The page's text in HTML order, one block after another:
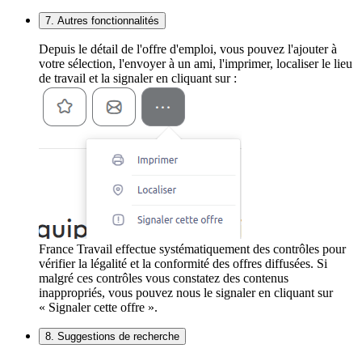
7. Autres fonctionnalités
Depuis le détail de l'offre d'emploi, vous pouvez l'ajouter à
votre sélection, l'envoyer à un ami, l'imprimer, localiser le lieu
de travail et la signaler en cliquant sur :
France Travail effectue systématiquement des contrôles pour
vérifier la légalité et la conformité des offres diffusées. Si
malgré ces contrôles vous constatez des contenus
inappropriés, vous pouvez nous le signaler en cliquant sur
« Signaler cette offre ».
8. Suggestions de recherche